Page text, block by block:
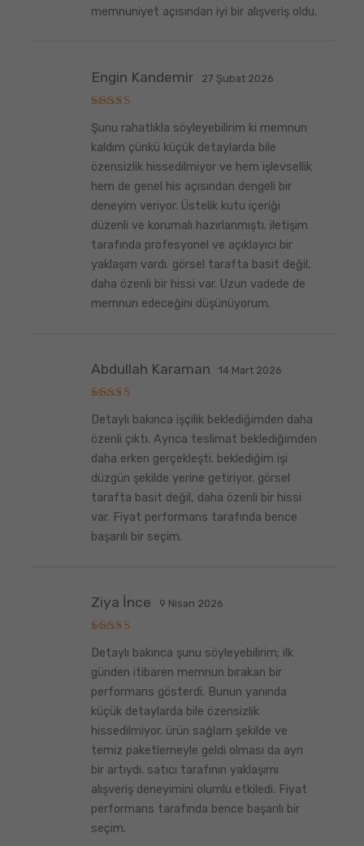
memnuniyet açısından iyi bir alışveriş oldu.
üzerinden
5
oy aldı
Engin Kandemir 27 Şubat 2026
Şunu rahatlıkla söyleyebilirim ki memnun
kaldım çünkü küçük detaylarda bile
özensizlik hissedilmiyor ve hem işlevsellik
hem de genel his açısından dengeli bir
deneyim veriyor. Üstelik kutu içeriği
düzenli ve korumalı hazırlanmıştı. iletişim
tarafında profesyonel ve açıklayıcı bir
yaklaşım vardı. görsel tarafta basit değil,
daha özenli bir hissi var. Uzun vadede de
memnun edeceğini düşünüyorum.
üzerinden
5
oy aldı
Abdullah Karaman 14 Mart 2026
Detaylı bakınca işçilik beklediğimden daha
özenli çıktı. Ayrıca teslimat beklediğimden
daha erken gerçekleşti. beklediğim işi
düzgün şekilde yerine getiriyor. görsel
tarafta basit değil, daha özenli bir hissi
var. Fiyat performans tarafında bence
başarılı bir seçim.
üzerinden
oy aldı
Ziya İnce 9 Nisan 2026
Detaylı bakınca şunu söyleyebilirim; ilk
günden itibaren memnun bırakan bir
performans gösterdi. Bunun yanında
küçük detaylarda bile özensizlik
hissedilmiyor. ürün sağlam şekilde ve
temiz paketlemeyle geldi olması da ayrı
bir artıydı. satıcı tarafının yaklaşımı
alışveriş deneyimini olumlu etkiledi. Fiyat
performans tarafında bence başarılı bir
seçim.